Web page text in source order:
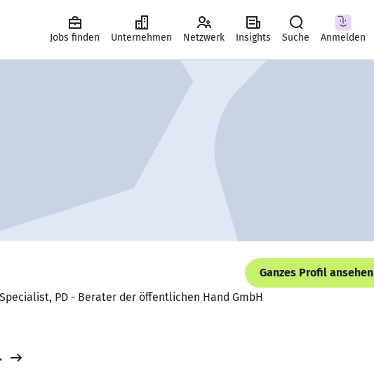
Jobs finden Unternehmen Netzwerk Insights Suche Anmelden
Ganzes Profil ansehen
PD - Berater der öffentlichen Hand GmbH